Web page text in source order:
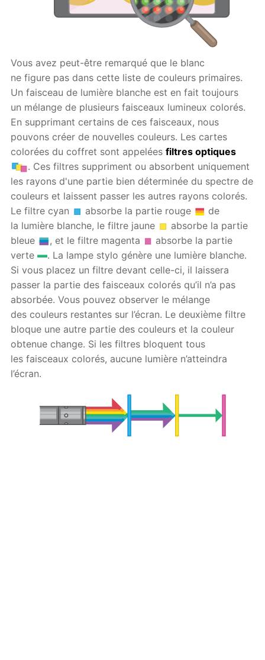
Vous avez peut-être remarqué que le blanc
ne figure pas dans cette liste de couleurs primaires.
Un faisceau de lumière blanche est en fait toujours
un mélange de plusieurs faisceaux lumineux colorés.
En supprimant certains de ces faisceaux, nous
pouvons créer de nouvelles couleurs. Les cartes
colorées du coffret sont appeléesfiltres optiques
. Сes filtres suppriment ou absorbent uniquement
les rayons d'une partie bien déterminée du spectre de
couleurs et laissent passer les autres rayons colorés.
Le filtre cyan
absorbe la partie rouge
de
la lumière blanche, le filtre jaune
absorbe la partie
bleue
, et le filtre magenta
absorbe la partie
verte
. La lampe stylo génère une lumière blanche.
Si vous placez un filtre devant celle-ci, il laissera
passer la partie des faisceaux colorés qu’il n’a pas
absorbée. Vous pouvez observer le mélange
des couleurs restantes sur l’écran. Le deuxième filtre
bloque une autre partie des couleurs et la couleur
obtenue change. Si les filtres bloquent tous
les faisceaux colorés, aucune lumière n’atteindra
l’écran.